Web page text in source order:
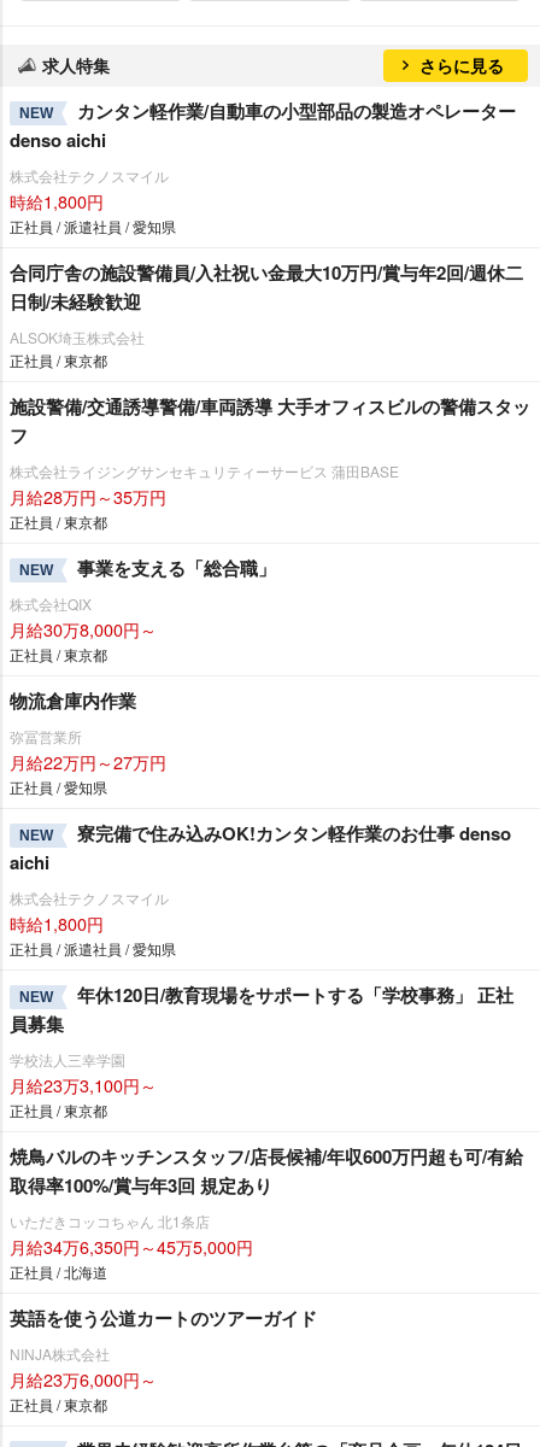
求人特集 さらに見る
NEW
カンタン軽作業/自動車の小型部品の製造オペレーター
denso aichi
株式会社テクノスマイル
時給1,800円
正社員 / 派遣社員 / 愛知県
合同庁舎の施設警備員/入社祝い金最大10万円/賞与年2回/週休二
日制/未経験歓迎
ALSOK埼玉株式会社
正社員 / 東京都
施設警備/交通誘導警備/車両誘導 大手オフィスビルの警備スタッ
フ
株式会社ライジングサンセキュリティーサービス 蒲田BASE
月給28万円～35万円
正社員 / 東京都
NEW 事業を支える「総合職」
株式会社QIX
月給30万8,000円～
正社員 / 東京都
物流倉庫内作業
弥冨営業所
月給22万円～27万円
正社員 / 愛知県
NEW
寮完備で住み込みOK!カンタン軽作業のお仕事 denso
aichi
株式会社テクノスマイル
時給1,800円
正社員 / 派遣社員 / 愛知県
NEW
年休120日/教育現場をサポートする「学校事務」 正社
員募集
学校法人三幸学園
月給23万3,100円～
正社員 / 東京都
焼鳥バルのキッチンスタッフ/店長候補/年収600万円超も可/有給
取得率100%/賞与年3回 規定あり
いただきコッコちゃん 北1条店
月給34万6,350円～45万5,000円
正社員 / 北海道
英語を使う公道カートのツアーガイド
NINJA株式会社
月給23万6,000円～
正社員 / 東京都